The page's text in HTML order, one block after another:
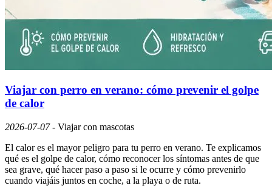
Viajar con perro en verano: cómo prevenir el golpe
de calor
2026-07-07 - Viajar con mascotas
El calor es el mayor peligro para tu perro en verano. Te explicamos
qué es el golpe de calor, cómo reconocer los síntomas antes de que
sea grave, qué hacer paso a paso si le ocurre y cómo prevenirlo
cuando viajáis juntos en coche, a la playa o de ruta.